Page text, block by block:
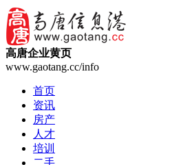
高唐企业黄页
www.gaotang.cc/info
首页
资讯
房产
人才
培训
二手